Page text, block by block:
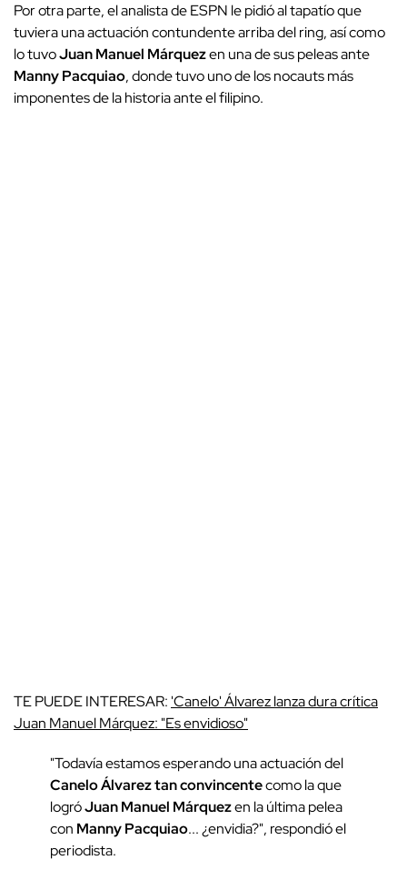
Por otra parte, el analista de ESPN le pidió al tapatío que
tuviera una actuación contundente arriba del ring, así como
lo tuvoJuan Manuel Márquezen una de sus peleas ante
Manny Pacquiao, donde tuvo uno de los nocauts más
imponentes de la historia ante el filipino.
TE PUEDE INTERESAR: 'Canelo' Álvarez lanza dura crítica
Juan Manuel Márquez: "Es envidioso"
"Todavía estamos esperando una actuación del
Canelo Álvarez tan convincentecomo la que
logróJuan Manuel Márquezen la última pelea
con Manny Pacquiao... ¿envidia?", respondió el
periodista.